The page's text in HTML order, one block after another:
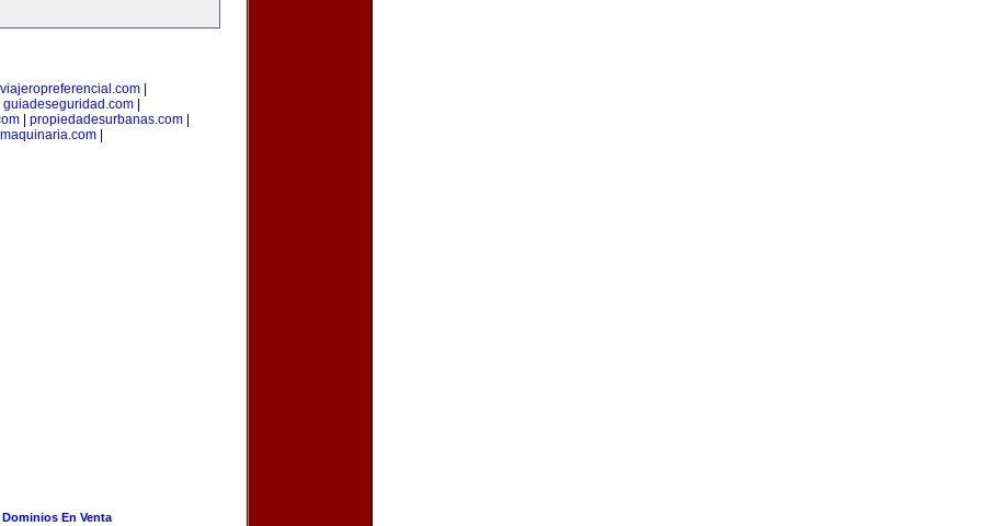
viajeropreferencial.com
guiadeseguridad.com|
propiedadesurbanas.com
|
Dominios En Venta